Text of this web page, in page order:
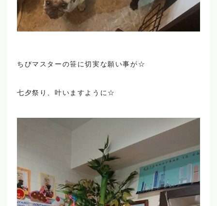
ちびマスターの笹に切実な願い事が☆
七夕祭り、叶いますように☆